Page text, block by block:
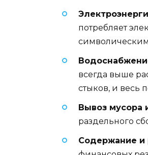
потребляет
всегда выше
стыков, и весь
Вывоз мусора
раздельного
Содержание и